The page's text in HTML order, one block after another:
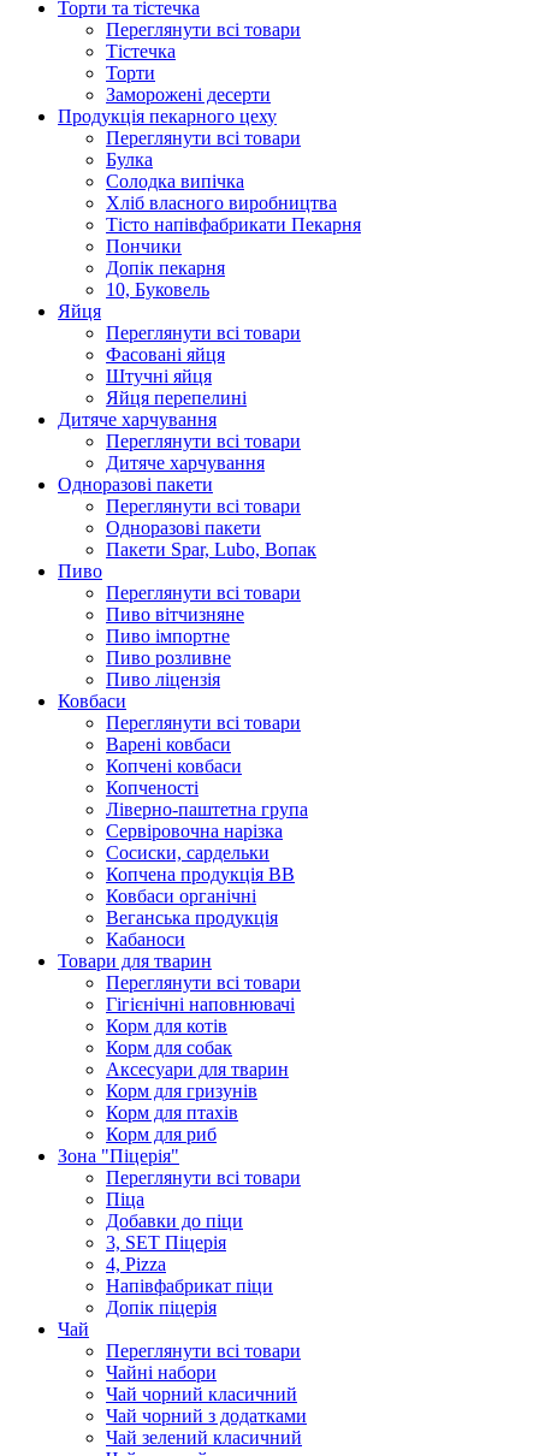
Торти та тістечка
Переглянути всі товари
Тістечка
Торти
Заморожені десерти
Продукцiя пекарного цеху
Переглянути всі товари
Булка
Солодка випiчка
Хлiб власного виробництва
Тiсто напiвфабрикати Пекарня
Пончики
Допік пекарня
10, Буковель
Яйця
Переглянути всі товари
Фасовані яйця
Штучні яйця
Яйця перепелині
Дитяче харчування
Переглянути всі товари
Дитяче харчування
Одноразові пакети
Переглянути всі товари
Одноразові пакети
Пакети Spar, Lubo, Вопак
Пиво
Переглянути всі товари
Пиво вітчизняне
Пиво імпортне
Пиво розливне
Пиво ліцензія
Ковбаси
Переглянути всі товари
Варені ковбаси
Копчені ковбаси
Копченості
Ліверно-паштетна група
Сервіровочна нарізка
Сосиски, сардельки
Копчена продукція ВВ
Ковбаси органічні
Веганська продукція
Кабаноси
Товари для тварин
Переглянути всі товари
Гігієнічні наповнювачі
Корм для котів
Корм для собак
Аксесуари для тварин
Корм для гризунів
Корм для птахів
Корм для риб
Зона "Піцерія"
Переглянути всі товари
Піца
Добавки до піци
3, SET Піцерія
4, Pizza
Напівфабрикат піци
Допік піцерія
Чай
Переглянути всі товари
Чайні набори
Чай чорний класичний
Чай чорний з додатками
Чай зелений класичний